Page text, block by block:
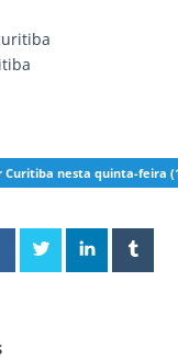
Curitiba nesta quinta-feira